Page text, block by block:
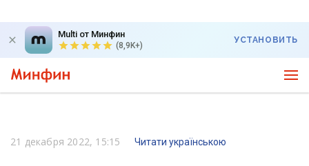
Multi от Минфин
(8,9K+)
УСТАНОВИТЬ
21 декабря 2022, 15:15 Читати українською